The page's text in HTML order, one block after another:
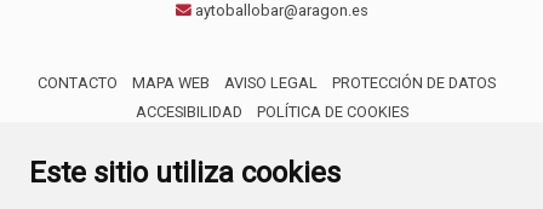
Este sitio utiliza cookies
aytoballobar@aragon.es
CONTACTO MAPA WEB AVISO LEGAL
PROTECCIÓN DE DATOS
ACCESIBILIDAD
POLÍTICA DE COOKIES